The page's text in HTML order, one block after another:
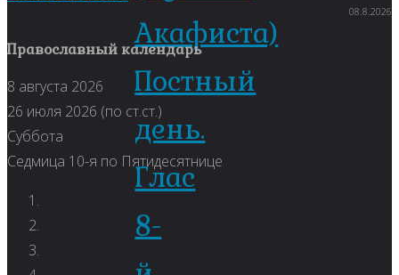
Акафиста)
Постный
день.
Глас
8-
08.8.2026
Православный календарь
8 августа 2026
26 июля 2026 (по ст.ст.)
Суббота
Седмица 10-я по Пятидесятнице